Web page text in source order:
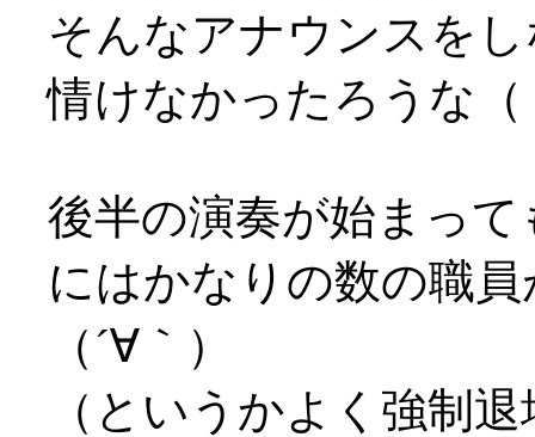
そんなアナウンスを
情けなかったろうな（
後半の演奏が始まっ
にはかなりの数の職
（´∀｀）
（というかよく強制